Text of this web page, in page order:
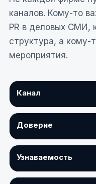
каналов. Кому-то
PR в деловых СМИ,
структура, а
мероприятия.
Канал
Доверие
Узнаваемость